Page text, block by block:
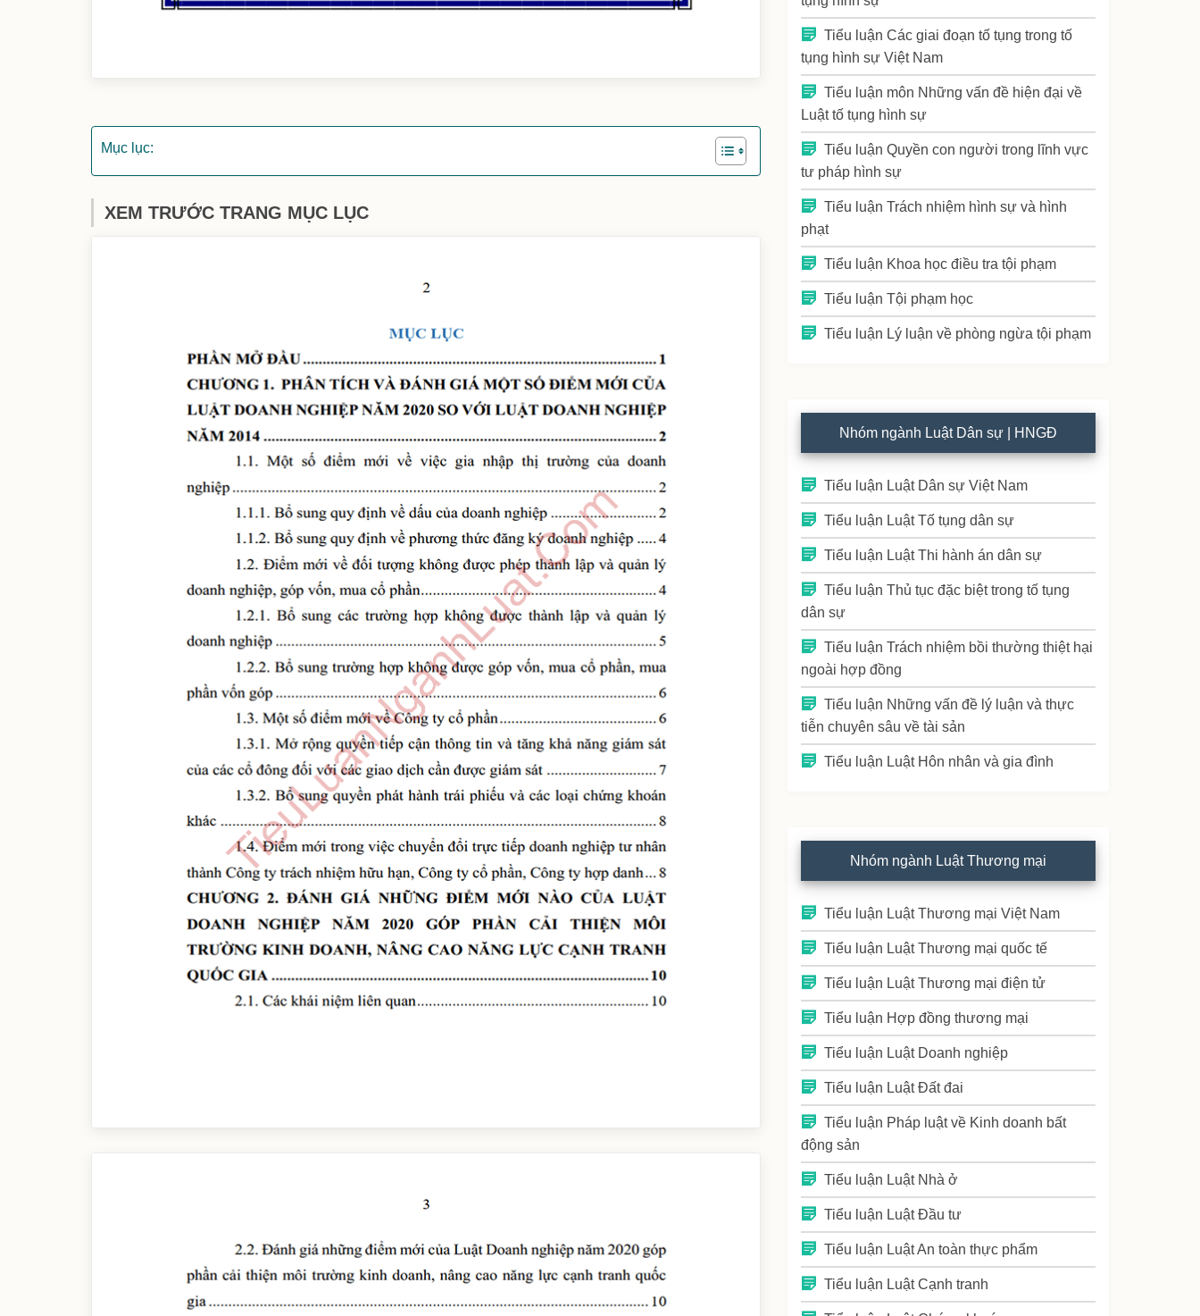
Mục lục:
XEM TRƯỚC TRANG MỤC LỤC
Tiểu luận Các giai đoạn tố tụng trong tố
tụng hình sự Việt Nam
Tiểu luận môn Những vấn đề hiện đại về
Luật tố tụng hình sự
Tiểu luận Quyền con người trong lĩnh vực
tư pháp hình sự
Tiểu luận Trách nhiệm hình sự và hình
phạt
Tiểu luận Khoa học điều tra tội phạm
Tiểu luận Tội phạm học
Tiểu luận Lý luận về phòng ngừa tội phạm
Nhóm ngành Luật Dân sự | HNGĐ
Tiểu luận Luật Dân sự Việt Nam
Tiểu luận Luật Tố tụng dân sự
Tiểu luận Luật Thi hành án dân sự
Tiểu luận Thủ tục đặc biệt trong tố tụng
dân sự
Tiểu luận Trách nhiệm bồi thường thiệt hại
ngoài hợp đồng
Tiểu luận Những vấn đề lý luận và thực
tiễn chuyên sâu về tài sản
Tiểu luận Luật Hôn nhân và gia đình
Nhóm ngành Luật Thương mại
Tiểu luận Luật Thương mại Việt Nam
Tiểu luận Luật Thương mại quốc tế
Tiểu luận Luật Thương mại điện tử
Tiểu luận Hợp đồng thương mại
Tiểu luận Luật Doanh nghiệp
Tiểu luận Luật Đất đai
Tiểu luận Pháp luật về Kinh doanh bất
động sản
Tiểu luận Luật Nhà ở
Tiểu luận Luật Đầu tư
Tiểu luận Luật An toàn thực phẩm
Tiểu luận Luật Cạnh tranh